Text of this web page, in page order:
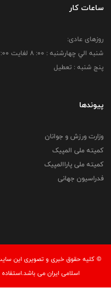
ساعات کار
روزهای عادی:
شنبه الي چهارشنبه : 00: 8 لغايت 16:00
پنج شنبه : تعطیل
پیوندها
وزارت ورزش و جوانان
کمیته ملی المپیک
کمیته ملی پاراالمپیک
فدراسیون جهانی
© کليه حقوق خبری و تصويری اين
اسلامی ایران می